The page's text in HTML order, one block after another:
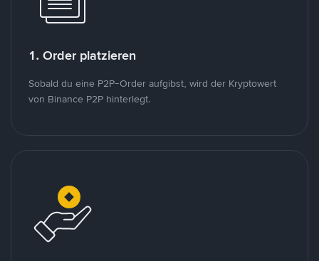
1. Order platzieren
Sobald du eine P2P-Order aufgibst, wird der Kryptowert
von Binance P2P hinterlegt.